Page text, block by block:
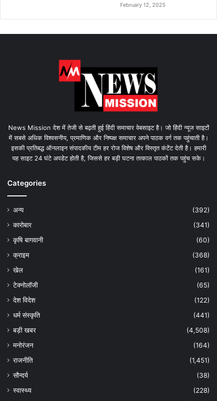
February 12, 2025
News Mission देश में तेजी से बढ़ती हुई हिंदी समाचार वेबसाइट है। जो हिंदी न्यूज साइटों
में सबसे अधिक विश्वसनीय, प्रमाणिक और निष्पक्ष समाचार अपने पाठक वर्ग तक पहुंचाती है।
इसकी प्रतिबद्ध ऑनलाइन संपादकीय टीम हर रोज विशेष और विस्तृत कंटेंट देती है। हमारी
यह साइट 24 घंटे अपडेट होती है, जिससे हर बड़ी घटना तत्काल पाठकों तक पहुंच सके।
Categories
अन्य
(392)
कारोबार
(341)
कृषि बागवानी
(60)
क्राइम
(368)
खेल
(161)
टेक्नोलॉजी
(65)
देश विदेश
(122)
धर्म संस्कृति
(441)
बड़ी खबर
(4,508)
मनोरंजन
(164)
राजनीति
(1,451)
सौन्दर्य
(38)
स्वास्थ्य
(228)